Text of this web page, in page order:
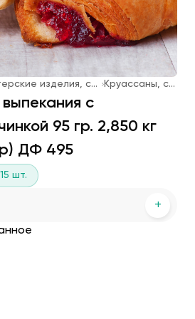
Кондитерские изделия, слоеная выпечка, мороженое Круассаны, слоеная выпечка
с
95 гр. 2,850 кг
ДФ 495
15 шт.
+